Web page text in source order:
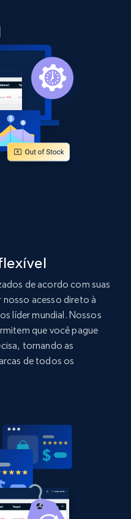
Comece agora
products by
Model number,
products by
Model number,
Manufacturer,
products by
Model number,
Manufacturer,
de acordo com suas
nosso acesso direto à
líder mundial. Nossos
que você pague
tornando as
de todos os